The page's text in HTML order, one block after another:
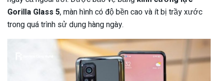
Gorilla Glass 5, màn hình có độ bền cao và ít bị trầy xước
trong quá trình sử dụng hàng ngày.